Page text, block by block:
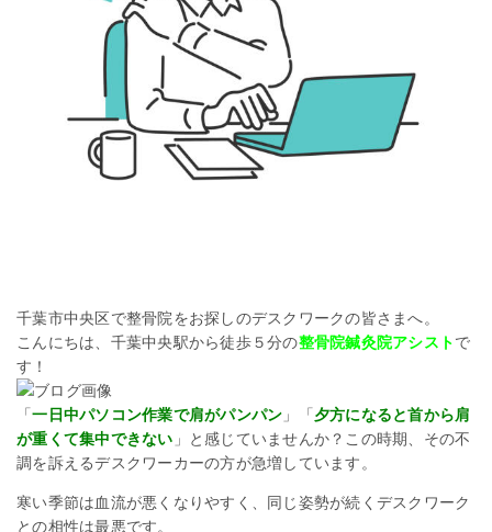
千葉市中央区で整骨院をお探しのデスクワークの皆さまへ。
こ んにちは、千葉中央駅から徒歩５分の整骨院鍼灸院アシストで
す！
「一日中パソコン作業で肩がパンパン 」「 夕方になると首から肩
が重くて集中できない 」と感じていませんか？この時期、その不
調を訴えるデスクワーカーの方が急増しています。
寒い季節は血流が悪くなりやすく、同じ姿勢が続くデスクワーク
との相性は最悪です。